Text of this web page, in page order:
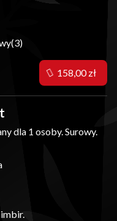
dla 1 osoby. Surowy.